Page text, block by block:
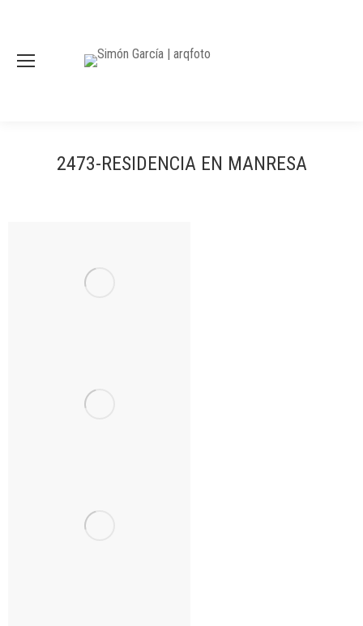
2473-RESIDENCIA EN MANRESA